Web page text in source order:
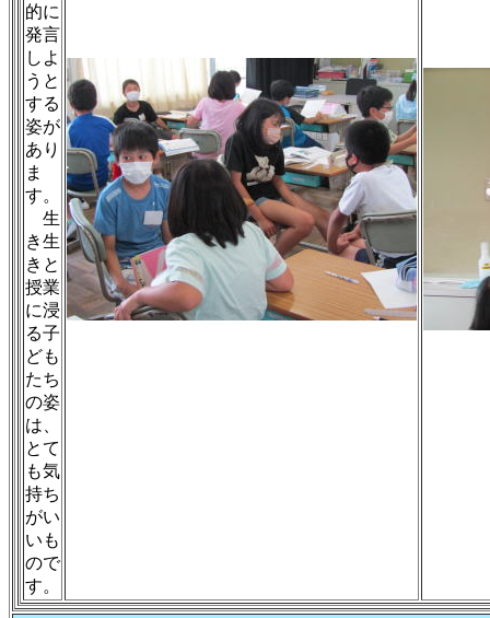
的に
発言
しよ
うと
する
姿が
あり
ま
す。
生
き生
きと
授業
に浸
る子
ども
たち
の姿
は、
とて
も気
持ち
がい
いも
ので
す。